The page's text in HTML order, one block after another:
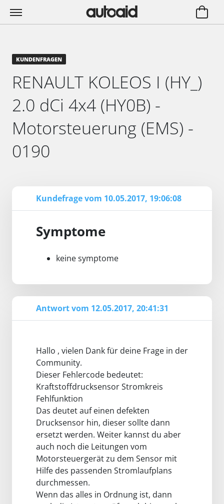
KUNDENFRAGEN
RENAULT KOLEOS I (HY_)
2.0 dCi 4x4 (HY0B) -
Motorsteuerung (EMS) -
0190
Kundefrage vom 10.05.2017, 19:06:08
Symptome
keine symptome
Antwort vom 12.05.2017, 20:41:31
Hallo , vielen Dank für deine Frage in der
Community.
Dieser Fehlercode bedeutet:
Kraftstoffdrucksensor Stromkreis
Fehlfunktion
Das deutet auf einen defekten
Drucksensor hin, dieser sollte dann
ersetzt werden. Weiter kannst du aber
auch noch die Leitungen vom
Motorsteuergerät zu dem Sensor mit
Hilfe des passenden Stromlaufplans
durchmessen.
Wenn das alles in Ordnung ist, dann